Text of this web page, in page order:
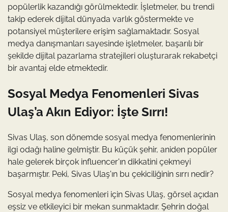
popülerlik kazandığı görülmektedir. İşletmeler, bu trendi
takip ederek dijital dünyada varlık göstermekte ve
potansiyel müşterilere erişim sağlamaktadır. Sosyal
medya danışmanları sayesinde işletmeler, başarılı bir
şekilde dijital pazarlama stratejileri oluşturarak rekabetçi
bir avantaj elde etmektedir.
Sosyal Medya Fenomenleri Sivas
Ulaş’a Akın Ediyor: İşte Sırrı!
Sivas Ulaş, son dönemde sosyal medya fenomenlerinin
ilgi odağı haline gelmiştir. Bu küçük şehir, aniden popüler
hale gelerek birçok influencer'ın dikkatini çekmeyi
başarmıştır. Peki, Sivas Ulaş'ın bu çekiciliğinin sırrı nedir?
Sosyal medya fenomenleri için Sivas Ulaş, görsel açıdan
eşsiz ve etkileyici bir mekan sunmaktadır. Şehrin doğal